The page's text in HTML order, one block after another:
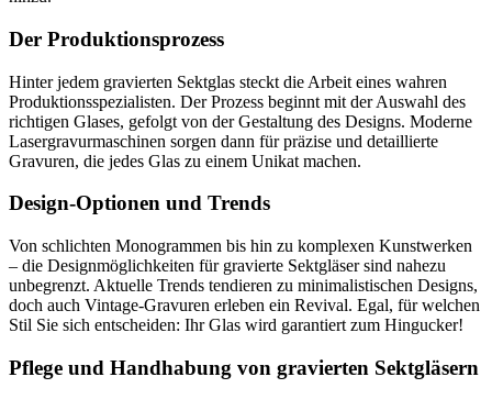
Der Produktionsprozess
Hinter jedem gravierten Sektglas steckt die Arbeit eines wahren
Produktionsspezialisten. Der Prozess beginnt mit der Auswahl des
richtigen Glases, gefolgt von der Gestaltung des Designs. Moderne
Lasergravurmaschinen sorgen dann für präzise und detaillierte
Gravuren, die jedes Glas zu einem Unikat machen.
Design-Optionen und Trends
Von schlichten Monogrammen bis hin zu komplexen Kunstwerken
– die Designmöglichkeiten für gravierte Sektgläser sind nahezu
unbegrenzt. Aktuelle Trends tendieren zu minimalistischen Designs,
doch auch Vintage-Gravuren erleben ein Revival. Egal, für welchen
Stil Sie sich entscheiden: Ihr Glas wird garantiert zum Hingucker!
Pflege und Handhabung von gravierten Sektgläsern